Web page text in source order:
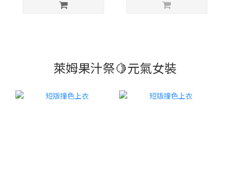
萊姆果汁祭🍋元氣女裝